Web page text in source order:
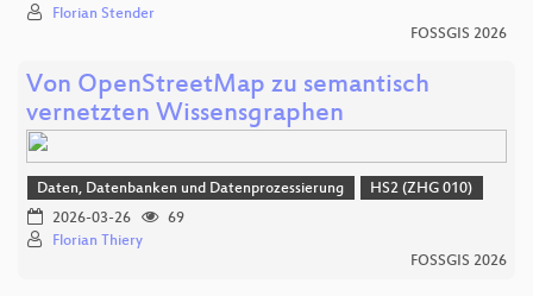
Florian Stender
FOSSGIS 2026
Von OpenStreetMap zu semantisch
vernetzten Wissensgraphen
Daten, Datenbanken und Datenprozessierung
HS2 (ZHG 010)
2026-03-26
69
Florian Thiery
FOSSGIS 2026